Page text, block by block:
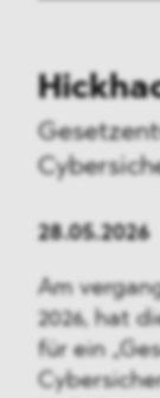
28.05.2026
Am
2026, hat
für ein